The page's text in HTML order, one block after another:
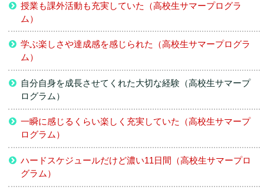
授業も課外活動も充実していた（高校生サマープログラ
ム）
学ぶ楽しさや達成感を感じられた（高校生サマープログラ
ム）
自分自身を成長させてくれた大切な経験（高校生サマープ
ログラム）
一瞬に感じるくらい楽しく充実していた（高校生サマープ
ログラム）
ハードスケジュールだけど濃い11日間（高校生サマープロ
グラム）